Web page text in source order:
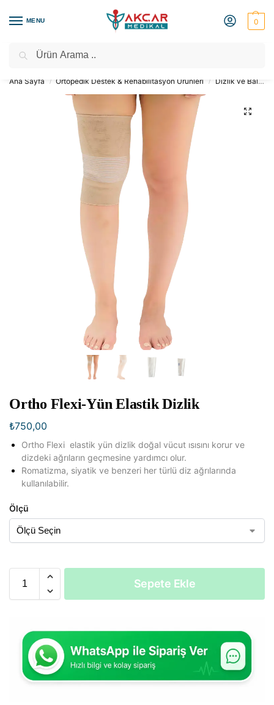
MENU 0
Medikal Market – Medikal Ürünler
Ana Sayfa / Ortopedik Destek & Rehabilitasyon Ürünleri / Dizlik ve Baldırlık
Ortho Flexi-Yün Elastik Dizlik
₺750,00
Ortho Flexi elastik yün dizlik doğal vücut ısısını korur ve
dizdeki ağrıların geçmesine yardımcı olur.
Romatizma, siyatik ve benzeri her türlü diz ağrılarında
kullanılabilir.
Ölçü
Sepete Ekle